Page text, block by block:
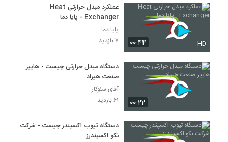
۰۰:۴۴ HD
عملکرد مبدل حرارتی Heat
Exchanger - پایا دما
پایا دما
۷ بازدید
۰۰:۲۲
دستگاه مبدل حرارتی چیست - هایپر
صنعت هیراد
آقای سئوکار
۶۱ بازدید
دستگاه تیوب اکسپندر چیست - شرکت
نکو اکسپندرز